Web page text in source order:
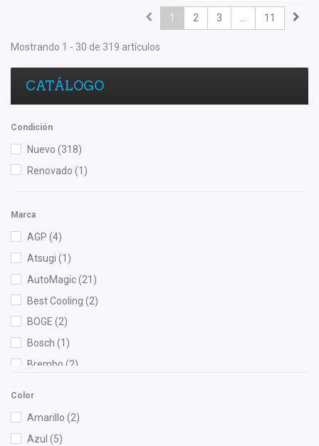
1 2 3 11
Mostrando 1 - 30 de 319 artículos
CATÁLOGO
Condición
Nuevo (318)
Renovado (1)
Marca
AGP (4)
Atsugi (1)
AutoMagic(21)
Best Cooling (2)
BOGE (2)
Bosch (1)
Brembo (2)
Color
Amarillo (2)
Azul (5)